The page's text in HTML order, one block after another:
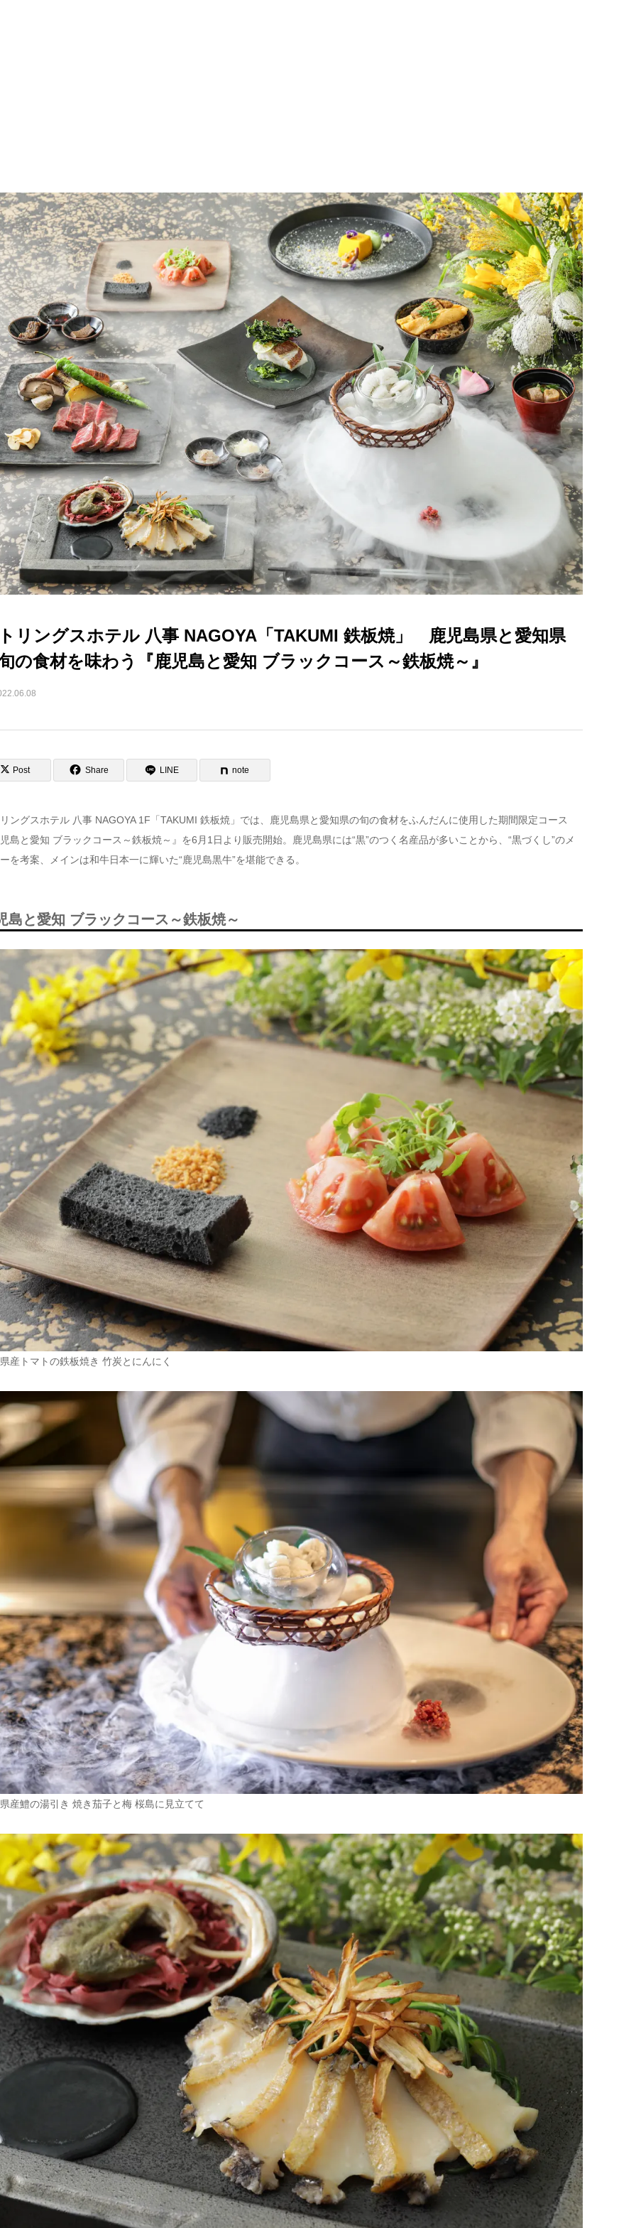
リングスホテル 八事 NAGOYA「TAKUMI 鉄板焼」 鹿児島県と愛知県
の食材を味わう『鹿児島と愛知 ブラックコース～鉄板焼～』
Post Share LINE note
ングスホテル 八事 NAGOYA 1F「TAKUMI 鉄板焼」では、鹿児島県と愛知県の旬の食材をふんだんに使用した期間限定コース
島と愛知 ブラックコース～鉄板焼～』を6月1日より販売開始。鹿児島県には“黒”のつく名産品が多いことから、“黒づくし”のメ
を考案、メインは和牛日本一に輝いた“鹿児島黒牛”を堪能できる。
島と愛知 ブラックコース～鉄板焼～
産トマトの鉄板焼き 竹炭とにんにく
産鱧の湯引き 焼き茄子と梅 桜島に見立てて